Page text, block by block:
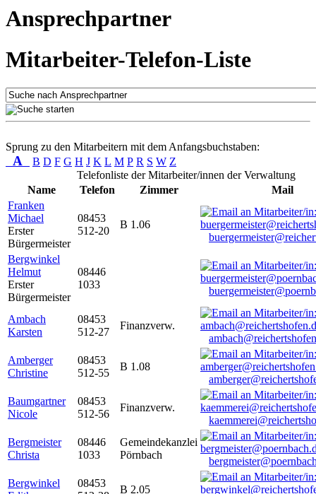
Ansprechpartner
Mitarbeiter-Telefon-Liste
Sprung zu den Mitarbeitern mit dem Anfangsbuchstaben:
A B D F G H J K L M P R S W Z
Telefonliste der Mitarbeiter/innen der Verwaltung
Name
Telefon Zimmer
Mail
Franken
Michael
Erster
Bürgermeister
08453
512-20
B 1.06
Bergwinkel
Helmut
Erster
Bürgermeister
08446
1033
Ambach
Karsten
08453
512-27
Finanzverw.
Amberger
Christine
08453
512-55
B 1.08
Baumgartner
Nicole
08453
512-56
Finanzverw.
Bergmeister
Christa
08446
1033
Gemeindekanzlei
Pörnbach
Bergwinkel
08453
B 2.05